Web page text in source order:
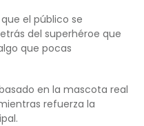
el público se
del superhéroe que
que pocas
en la mascota real
refuerza la